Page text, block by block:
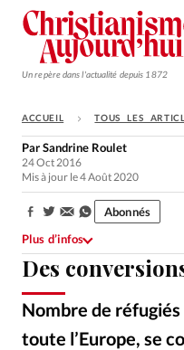
Un repère dans l'actualité depuis 1872
Monde
Opinions
Tous les articles
Faire un don
Emploi
ACCUEIL TOUS LES
Des
Nombre de
toute l’Europe, se
ParSandrine Roulet
24 Oct 2016
Mis à jour le 4 Août 2020
Partager:
Abonnés
Plus d’infos